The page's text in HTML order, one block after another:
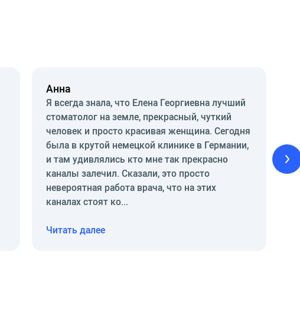
Анна
Я всегда знала, что Елена Георгиевна лучший
стоматолог на земле, прекрасный, чуткий
человек и просто красивая женщина. Сегодня
была в крутой немецкой клинике в Германии,
и там удивлялись кто мне так прекрасно
каналы залечил. Сказали, это просто
невероятная работа врача, что на этих
каналах стоят ко...
Читать далее